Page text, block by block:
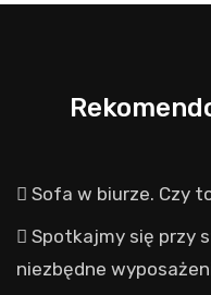
Sofa w biurze. Czy
Spotkajmy się przy
niezbędne